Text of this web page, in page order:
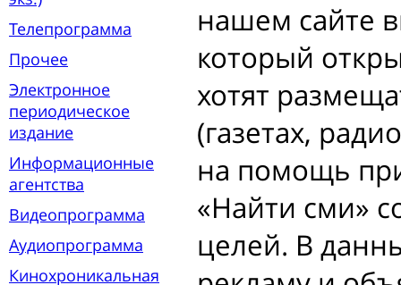
Телепрограмма
Прочее
Электронное
периодическое
издание
Информационные
агентства
Видеопрограмма
Аудиопрограмма
Кинохроникальная
нашем сайте
который
хотят
(газетах,
на помощь
«Найти сми»
целей. В